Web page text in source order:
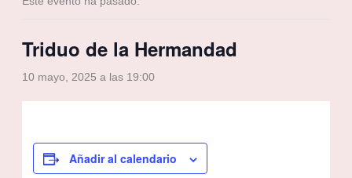
Triduo de la Hermandad
10 mayo, 2025 a las 19:00
Añadir al calendario